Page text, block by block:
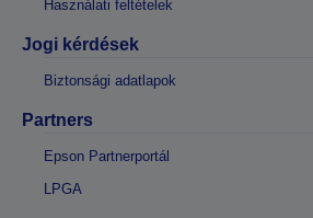
Használati feltételek
Jogi kérdések
Biztonsági adatlapok
Partners
Epson Partnerportál
LPGA